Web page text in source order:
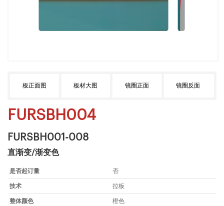
板正面图 板材大图 镜圈正面 镜圈反面
FURSBH004
FURSBH001-008
直渐变/渐变色
是否起订量 否
技术 拉板
整体颜色 橙色